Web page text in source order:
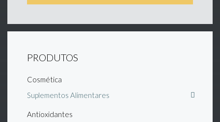
PRODUTOS
Cosmética
Suplementos Alimentares
Antioxidantes